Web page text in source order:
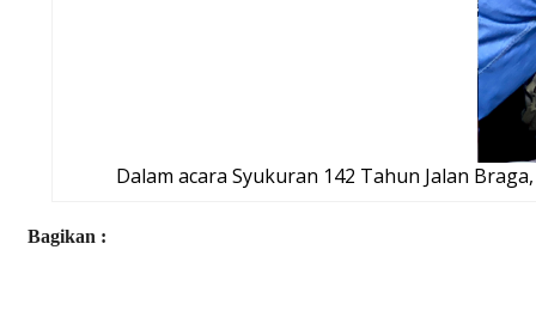
Dalam acara Syukuran 142 Tahun Jalan
Bagikan :